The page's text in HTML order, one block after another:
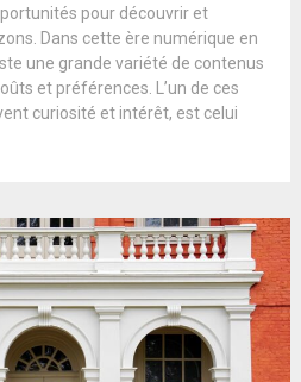
pour découvrir et
Dans cette ère numérique en
une grande variété de contenus
et préférences. L’un de ces
curiosité et intérêt, est celui